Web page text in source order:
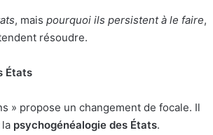
, mais pourquoi ils persistent à le faire,
résoudre.
États
» propose un changement de focale. Il
psychogénéalogie des États.